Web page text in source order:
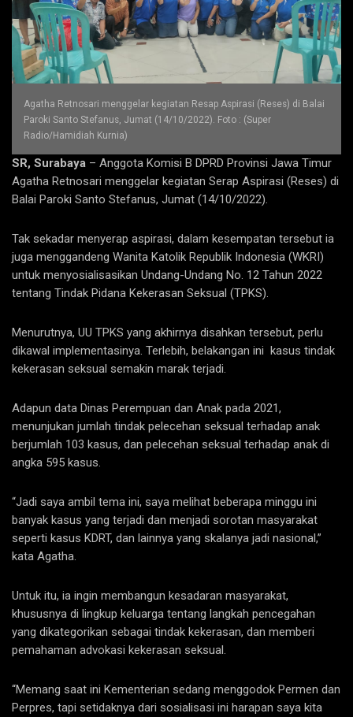
Agatha Retnosari menggelar kegiatan Resap Aspirasi (Reses) di Balai
Paroki Santo Stefanus, Jumat (14/10/2022). Foto : (Super
Radio/Hamidiah Kurnia)
SR, Surabaya – Anggota Komisi B DPRD Provinsi Jawa Timur
Agatha Retnosari menggelar kegiatan Serap Aspirasi (Reses) di
Balai Paroki Santo Stefanus, Jumat (14/10/2022).
Tak sekadar menyerap aspirasi, dalam kesempatan tersebut ia
juga menggandeng Wanita Katolik Republik Indonesia (WKRI)
untuk menyosialisasikan Undang-Undang No. 12 Tahun 2022
tentang Tindak Pidana Kekerasan Seksual (TPKS).
Menurutnya, UU TPKS yang akhirnya disahkan tersebut, perlu
dikawal implementasinya. Terlebih, belakangan ini kasus tindak
kekerasan seksual semakin marak terjadi.
Adapun data Dinas Perempuan dan Anak pada 2021,
menunjukan jumlah tindak pelecehan seksual terhadap anak
berjumlah 103 kasus, dan pelecehan seksual terhadap anak di
angka 595 kasus.
“Jadi saya ambil tema ini, saya melihat beberapa minggu ini
banyak kasus yang terjadi dan menjadi sorotan masyarakat
seperti kasus KDRT, dan lainnya yang skalanya jadi nasional,”
kata Agatha.
Untuk itu, ia ingin membangun kesadaran masyarakat,
khususnya di lingkup keluarga tentang langkah pencegahan
yang dikategorikan sebagai tindak kekerasan, dan memberi
pemahaman advokasi kekerasan seksual.
“Memang saat ini Kementerian sedang menggodok Permen dan
Perpres, tapi setidaknya dari sosialisasi ini harapan saya kita